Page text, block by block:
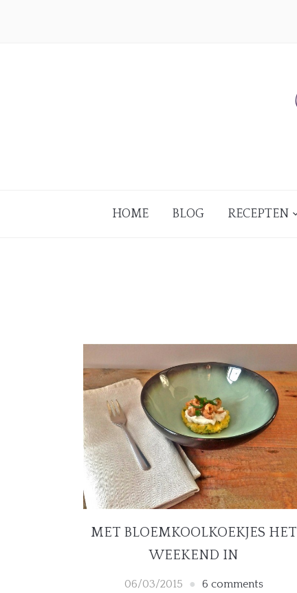
HOME BLOG RECEPTEN
MET BLOEMKOOLKOEKJES HET
WEEKEND IN
06/03/2015 6 comments